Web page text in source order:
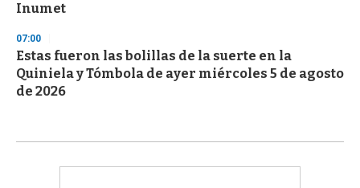
Inumet
07:00
Estas fueron las bolillas de la suerte en la
Quiniela y Tómbola de ayer miércoles 5 de agosto
de 2026